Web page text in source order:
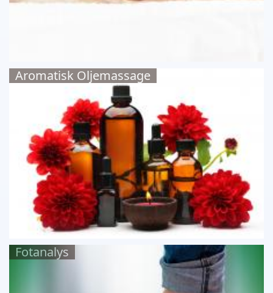
Aromatisk Oljemassage
Fotanalys